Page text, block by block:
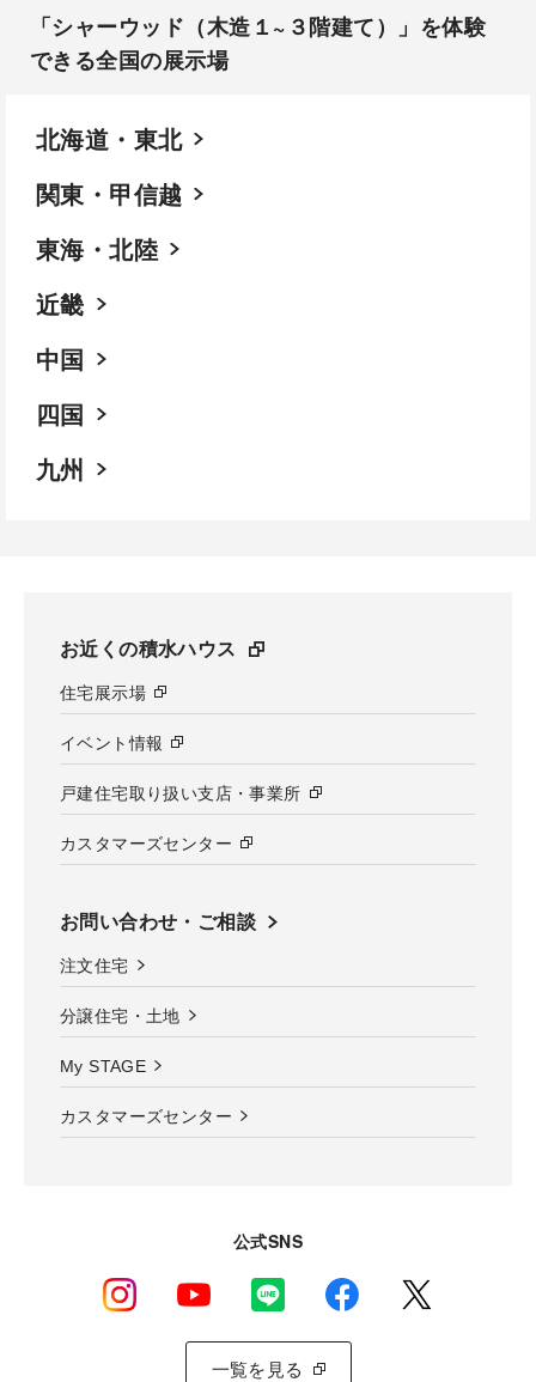
「シャーウッド（木造１~３階建て）」を体験
できる全国の展示場​
北海道・東北
関東・甲信越
東海・北陸
近畿
中国
四国
九州
お近くの積水ハウス
住宅展示場
イベント情報
戸建住宅取り扱い支店・事業所
カスタマーズセンター
お問い合わせ・ご相談
注文住宅
分譲住宅・土地
My STAGE
カスタマーズセンター
公式SNS
一覧を見る